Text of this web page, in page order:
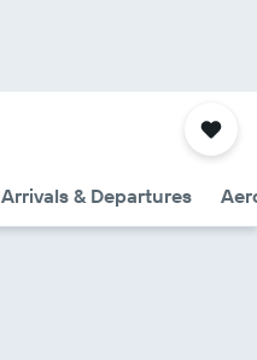
Arrivals & Departures